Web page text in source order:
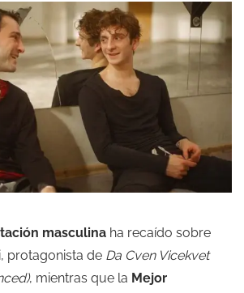
masculina ha recaído sobre
protagonista de Da Cven Vicekvet
, mientras que la Mejor